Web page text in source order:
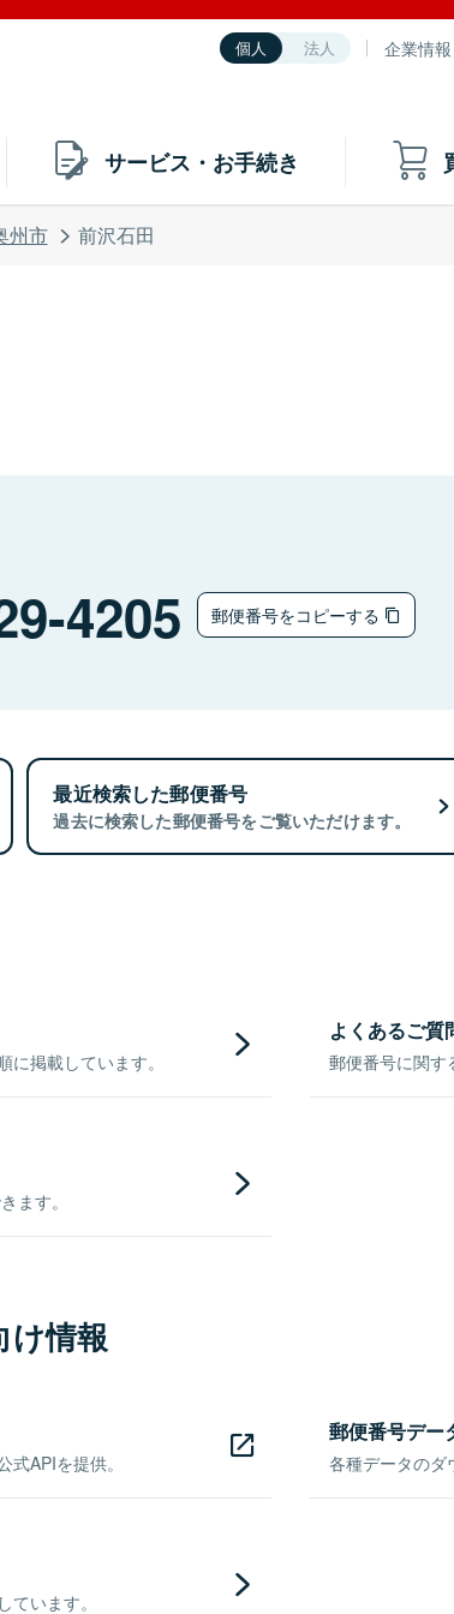
個人 法人 企業情報
サービス・お手続き
州市 前沢石田
4205 郵便番号をコピーする
最近検索した郵便番号
過去に検索した郵便番号をご覧いただけます。
掲載しています。
よくあるご質
郵便番号に関す
ます。
け情報
APIを提供。
郵便番号デー
各種データのダ
います。